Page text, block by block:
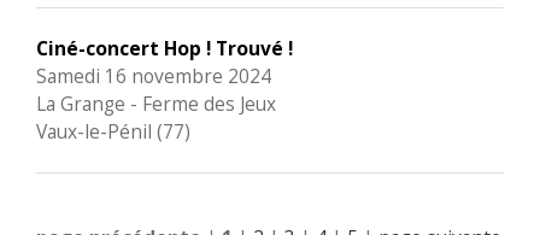
Ciné-concert Hop ! Trouvé !
Samedi 16 novembre 2024
La Grange - Ferme des Jeux
Vaux-le-Pénil (77)